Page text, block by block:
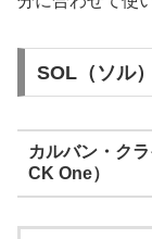
SOL（ソル）
カルバン・ク
CK One）